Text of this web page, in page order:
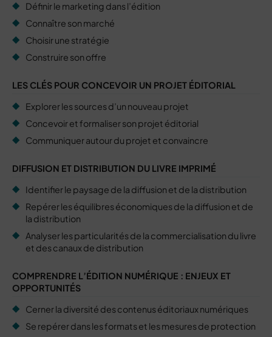
Définir le marketing dans l’édition
Connaître son marché
Choisir une stratégie
Construire son offre
LES CLÉS POUR CONCEVOIR UN PROJET ÉDITORIAL
Explorer les sources d’un nouveau projet
Concevoir et formaliser son projet éditorial
Communiquer autour du projet et convaincre
DIFFUSION ET DISTRIBUTION DU LIVRE IMPRIMÉ
Identifier le paysage de la diffusion et de la distribution
Repérer les équilibres économiques de la diffusion et de
la distribution
Analyser les particularités de la commercialisation du livre
et des canaux de distribution
COMPRENDRE L’ÉDITION NUMÉRIQUE : ENJEUX ET
OPPORTUNITÉS
Cerner la diversité des contenus éditoriaux numériques
Se repérer dans les formats et les mesures de protection